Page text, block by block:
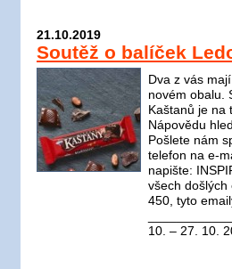
21.10.2019
Soutěž o balíček
Dva z vás
novém obalu.
Kaštanů je na
Nápovědu
Pošlete nám
telefon na e-
napište:
všech
450, tyto
10. – 27. 10.